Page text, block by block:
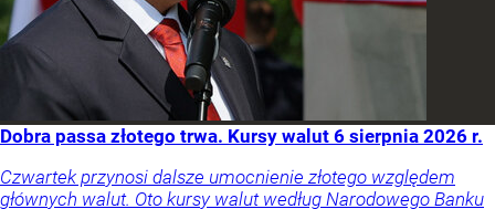
Dobra passa złotego trwa. Kursy walut 6 sierpnia 2026 r.
Czwartek przynosi dalsze umocnienie złotego względem
głównych walut. Oto kursy walut według Narodowego Banku